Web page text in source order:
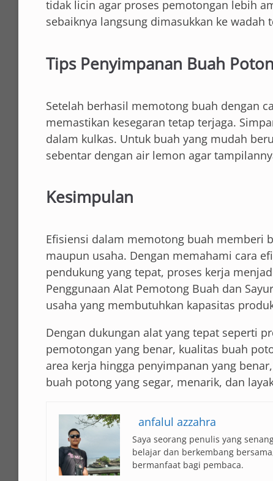
tidak licin agar proses pemotongan lebih
sebaiknya langsung dimasukkan ke
Tips Penyimpanan Buah
Setelah berhasil memotong buah dengan
memastikan kesegaran tetap terjaga.
dalam kulkas. Untuk buah yang mudah
sebentar dengan air lemon agar
Kesimpulan
Efisiensi dalam memotong buah memberi
maupun usaha. Dengan memahami cara
pendukung yang tepat, proses kerja
Penggunaan Alat Pemotong Buah dan
usaha yang membutuhkan kapasitas
Dengan dukungan alat yang tepat seperti
pemotongan yang benar, kualitas buah
area kerja hingga penyimpanan yang
buah potong yang segar, menarik, dan
anfalul azzahra
Saya seorang penulis yang
belajar dan berkembang
bermanfaat bagi pembaca.